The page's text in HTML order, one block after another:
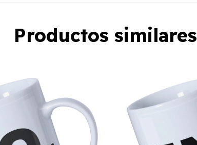
Productos similares